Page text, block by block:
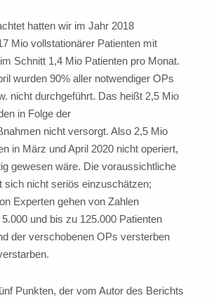
hatten wir im Jahr 2018
Mio vollstationärer Patienten mit
Schnitt 1,4 Mio Patienten pro Monat.
wurden 90% aller notwendiger OPs
nicht durchgeführt. Das heißt 2,5 Mio
in Folge der
nicht versorgt. Also 2,5 Mio
in März und April 2020 nicht operiert,
gewesen wäre. Die voraussichtliche
sich nicht seriös einzuschätzen;
Experten gehen von Zahlen
und bis zu 125.000 Patienten
der verschobenen OPs versterben
Punkten, der vom Autor des Berichts